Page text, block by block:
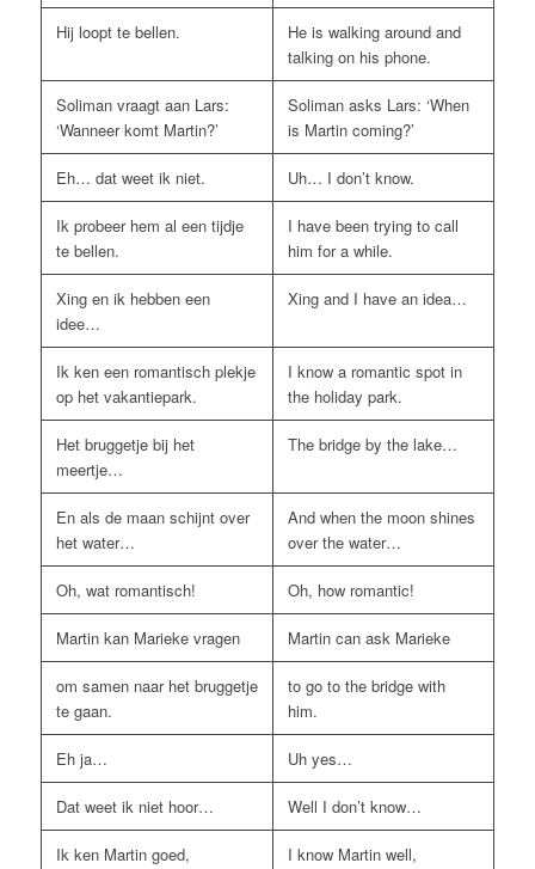
Hij loopt te bellen.
He is walking around and
talking on his phone.
Soliman vraagt aan Lars:
‘Wanneer komt Martin?’
Soliman asks Lars: ‘When
is Martin coming?’
Eh… dat weet ik niet. Uh… I don’t know.
Ik probeer hem al een tijdje
te bellen.
I have been trying to call
him for a while.
Xing en ik hebben een
idee…
Xing and I have an idea…
Ik ken een romantisch plekje
op het vakantiepark.
I know a romantic spot in
the holiday park.
Het bruggetje bij het
meertje…
The bridge by the lake…
En als de maan schijnt over
het water…
And when the moon shines
over the water…
Oh, wat romantisch! Oh, how romantic!
Martin kan Marieke vragen Martin can ask Marieke
om samen naar het bruggetje
te gaan.
to go to the bridge with
him.
Eh ja… Uh yes…
Dat weet ik niet hoor… Well I don’t know…
Ik ken Martin goed, I know Martin well,